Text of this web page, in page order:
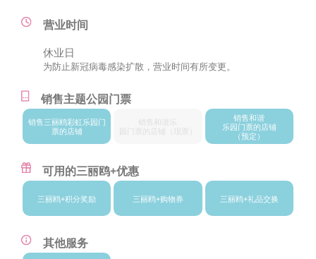
营业时间
休业日
为防止新冠病毒感染扩散，营业时间有所变更。
销售主题公园门票
销售三丽鸥彩虹乐园门
票的店铺
销售和谐乐
园门票的店铺
销售和谐
乐园门票的店铺
（预定）
可用的三丽鸥+优惠
三丽鸥+积分奖励 三丽鸥+购物券 三丽鸥+礼品交换
其他服务